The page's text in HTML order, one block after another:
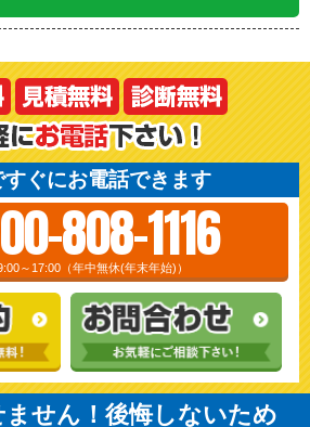
すぐにお電話できます
808-1116
～17:00（年中無休(年末年始)）
せん！後悔しないため